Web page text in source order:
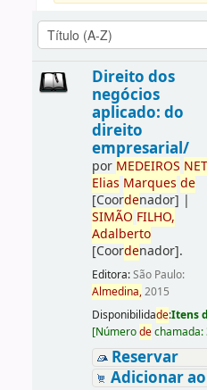
Direito dos
negócios
aplicado: do
direito
empresarial/
por MEDEIROS
Elias Marques de
[Coordenador] |
SIMÃO FILHO,
Adalberto
[Coordenador].
Editora:São Paulo:
Almedina,2015
Disponibilidade:Itens
[Númerodechamada:
Reservar
Adicionar